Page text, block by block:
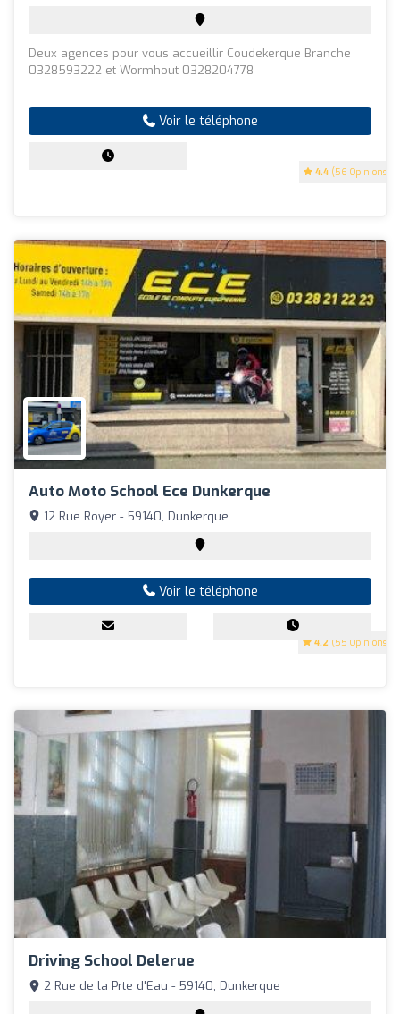
4.4 (56 Opinions)
Deux agences pour vous accueillir Coudekerque Branche
0328593222 et Wormhout 0328204778
Voir le téléphone
Auto Moto School Ece Dunkerque
4.2 (55 Opinions)
12 Rue Royer - 59140, Dunkerque
Voir le téléphone
Driving School Delerue
2 Rue de la Prte d'Eau - 59140, Dunkerque